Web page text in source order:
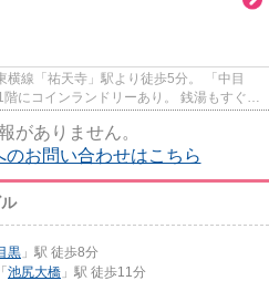
「祐天寺」駅より徒歩5分。 「中目
にコインランドリーあり。 銭湯もすぐの
がありません。
お問い合わせはこちら
黒 」駅 徒歩8分
「 池尻大橋 」駅 徒歩11分